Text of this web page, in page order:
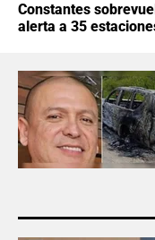
Constantes
alerta a 35